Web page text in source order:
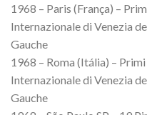
1968 – Paris (França) –
Internazionale di Venezia
Gauche
1968 – Roma (Itália) –
Internazionale di Venezia
Gauche